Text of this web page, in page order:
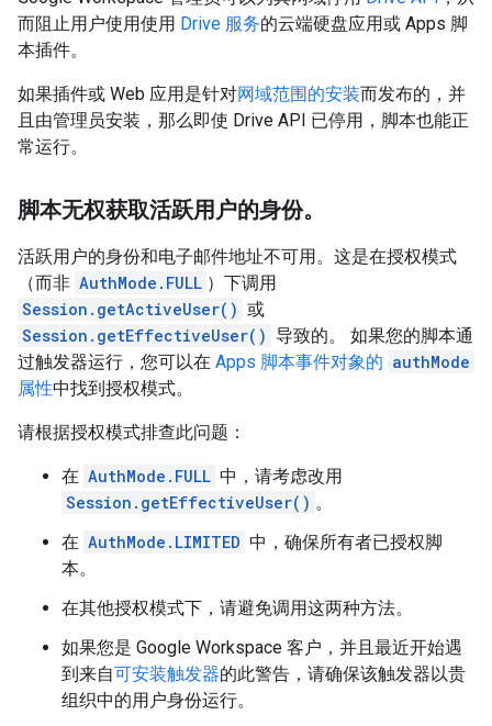
而阻止用户使用使用 Drive 服务的云端硬盘应用或 Apps 脚
本插件。
如果插件或 Web 应用是针对网域范围的安装而发布的，并
且由管理员安装，那么即使 Drive API 已停用，脚本也能正
常运行。
脚本无权获取活跃用户的身份。
活跃用户的身份和电子邮件地址不可用。这是在授权模式
（而非 AuthMode.FULL ）下调用
Session.getActiveUser() 或
Session.getEffectiveUser() 导致的。 如果您的脚本通
过触发器运行，您可以在 Apps 脚本事件对象的 authMode
属性中找到授权模式。
请根据授权模式排查此问题：
在 AuthMode.FULL 中，请考虑改用
Session.getEffectiveUser() 。
在 AuthMode.LIMITED 中，确保所有者已授权脚
本。
在其他授权模式下，请避免调用这两种方法。
如果您是 Google Workspace 客户，并且最近开始遇
到来自可安装触发器的此警告，请确保该触发器以贵
组织中的用户身份运行。